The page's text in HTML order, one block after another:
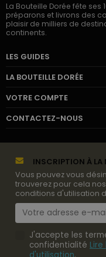
La Bouteille Dorée fête ses
préparons et livrons des
plaisir de milliers de
continents.
LES GUIDES
LA BOUTEILLE DORÉE
VOTRE COMPTE
CONTACTEZ-NOUS
INSCRIPTION À LA
Vous pouvez vous
trouverez pour cela
conditions d'utilisation
J'accepte les
confidentialité